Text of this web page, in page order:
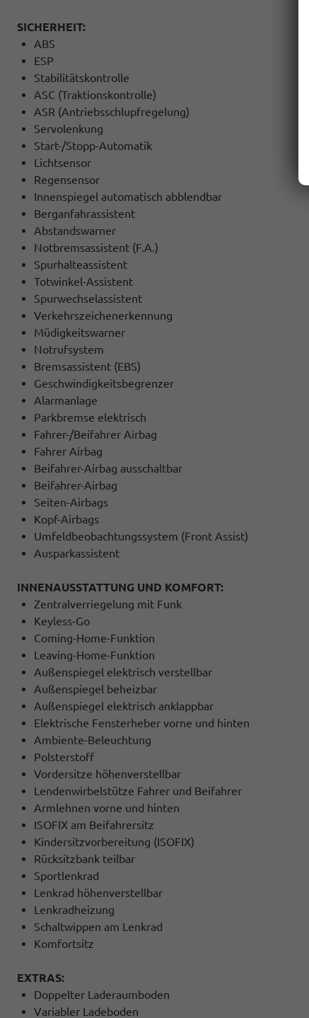
SICHERHEIT:
ABS
ESP
Stabilitätskontrolle
ASC (Traktionskontrolle)
ASR (Antriebsschlupfregelung)
Servolenkung
Start-/Stopp-Automatik
Lichtsensor
Regensensor
Innenspiegel automatisch abblendbar
Berganfahrassistent
Abstandswarner
Notbremsassistent (F.A.)
Spurhalteassistent
Totwinkel-Assistent
Spurwechselassistent
Verkehrszeichenerkennung
Müdigkeitswarner
Notrufsystem
Bremsassistent (EBS)
Geschwindigkeitsbegrenzer
Alarmanlage
Parkbremse elektrisch
Fahrer-/Beifahrer Airbag
Fahrer Airbag
Beifahrer-Airbag ausschaltbar
Beifahrer-Airbag
Seiten-Airbags
Kopf-Airbags
Umfeldbeobachtungssystem (Front Assist)
Ausparkassistent
INNENAUSSTATTUNG UND KOMFORT:
Zentralverriegelung mit Funk
Keyless-Go
Coming-Home-Funktion
Leaving-Home-Funktion
Außenspiegel elektrisch verstellbar
Außenspiegel beheizbar
Außenspiegel elektrisch anklappbar
Elektrische Fensterheber vorne und hinten
Ambiente-Beleuchtung
Polsterstoff
Vordersitze höhenverstellbar
Lendenwirbelstütze Fahrer und Beifahrer
Armlehnen vorne und hinten
ISOFIX am Beifahrersitz
Kindersitzvorbereitung (ISOFIX)
Rücksitzbank teilbar
Sportlenkrad
Lenkrad höhenverstellbar
Lenkradheizung
Schaltwippen am Lenkrad
Komfortsitz
EXTRAS:
Doppelter Laderaumboden
Variabler Ladeboden